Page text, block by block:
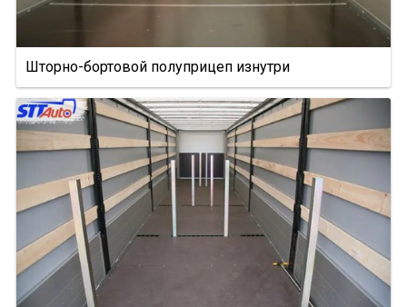
SW24
NW
33HP
NS
NS PT
NS 3 SP
NS 3 F
NW 3 S 26 НP KONISCH
Шторно-бортовой полуприцеп изнутри